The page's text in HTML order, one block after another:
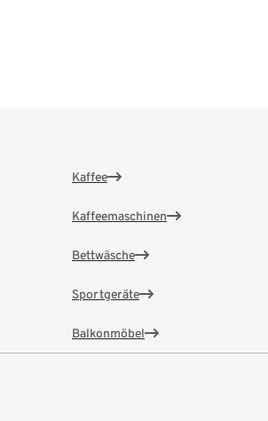
Kaffee
Kaffeemaschinen
Bettwäsche
Sportgeräte
Balkonmöbel